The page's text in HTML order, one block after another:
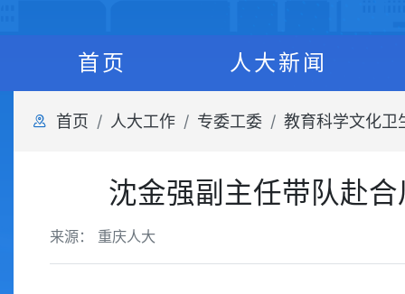
首页 人大新闻
首页 人大工作 专委工委 教育科学文化卫
沈金强副主任带队赴
来源： 重庆人大